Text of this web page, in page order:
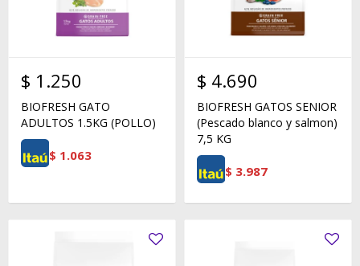
$ 1.250
BIOFRESH GATO
ADULTOS 1.5KG (POLLO)
$ 1.063
$ 4.690
BIOFRESH GATOS SENIOR
(Pescado blanco y salmon)
7,5 KG
$ 3.987